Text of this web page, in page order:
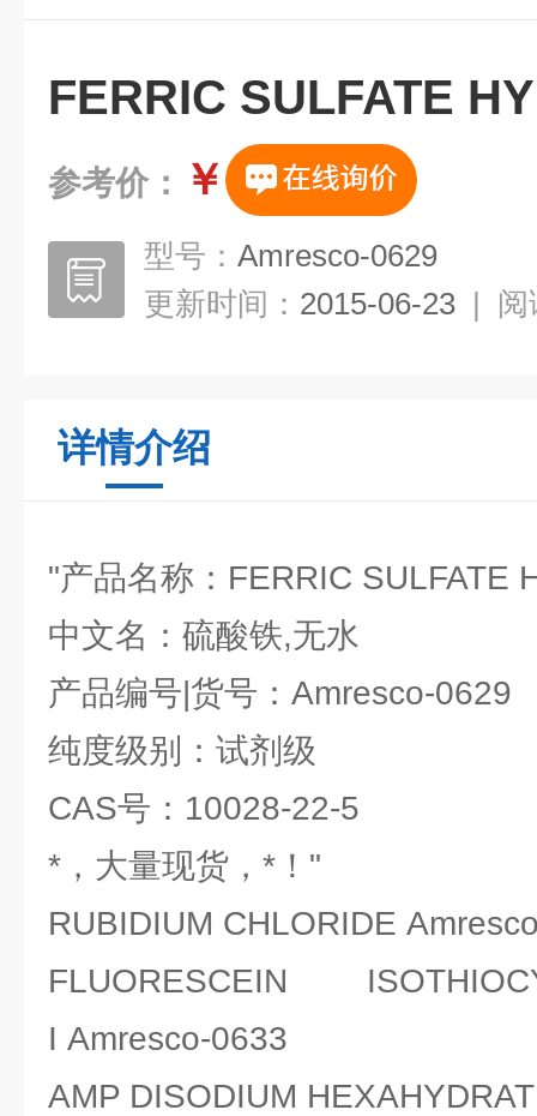
FERRIC SULFATE
参考价： ￥
型号： Amresco-0629
更新时间： 2015-06-23 | 阅
详情介绍
"产品名称：FERRIC SULFATE
中文名：硫酸铁,无水
产品编号|货号：Amresco-0629
纯度级别：试剂级
CAS号：10028-22-5
*，大量现货，*！"
RUBIDIUM CHLORIDE
FLUORESCEIN
I Amresco-0633
AMP DISODIUM